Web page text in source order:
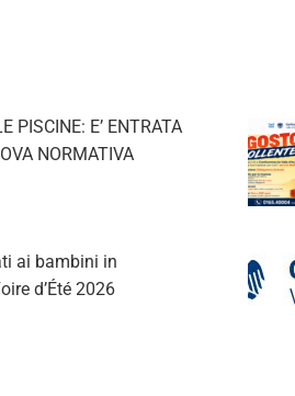
PISCINE: E’ ENTRATA
NORMATIVA
ai bambini in
d’Été 2026
Mantieniti sempre aggiornato su
Inserisci il tuo